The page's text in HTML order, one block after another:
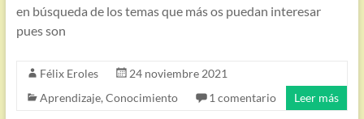
en búsqueda de los temas que más os puedan interesar
pues son
Félix Eroles
24 noviembre 2021
Aprendizaje, Conocimiento 1 comentario Leer más